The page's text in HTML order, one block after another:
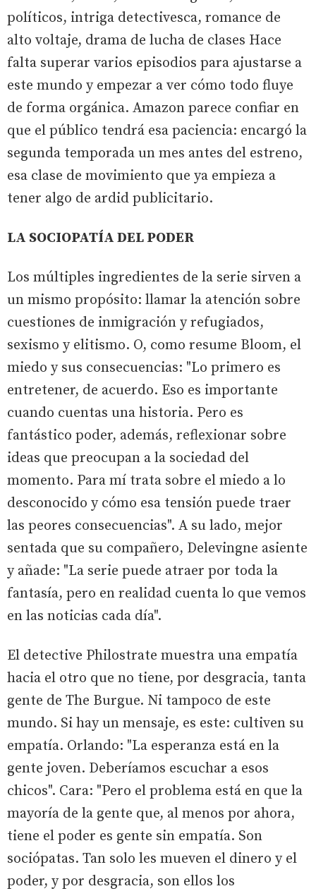
políticos, intriga detectivesca, romance de
alto voltaje, drama de lucha de clases Hace
falta superar varios episodios para ajustarse a
este mundo y empezar a ver cómo todo fluye
de forma orgánica. Amazon parece confiar en
que el público tendrá esa paciencia: encargó la
segunda temporada un mes antes del estreno,
esa clase de movimiento que ya empieza a
tener algo de ardid publicitario.
LA SOCIOPATÍA DEL PODER
Los múltiples ingredientes de la serie sirven a
un mismo propósito: llamar la atención sobre
cuestiones de inmigración y refugiados,
sexismo y elitismo. O, como resume Bloom, el
miedo y sus consecuencias: "Lo primero es
entretener, de acuerdo. Eso es importante
cuando cuentas una historia. Pero es
fantástico poder, además, reflexionar sobre
ideas que preocupan a la sociedad del
momento. Para mí trata sobre el miedo a lo
desconocido y cómo esa tensión puede traer
las peores consecuencias". A su lado, mejor
sentada que su compañero, Delevingne asiente
y añade: "La serie puede atraer por toda la
fantasía, pero en realidad cuenta lo que vemos
en las noticias cada día".
El detective Philostrate muestra una empatía
hacia el otro que no tiene, por desgracia, tanta
gente de The Burgue. Ni tampoco de este
mundo. Si hay un mensaje, es este: cultiven su
empatía. Orlando: "La esperanza está en la
gente joven. Deberíamos escuchar a esos
chicos". Cara: "Pero el problema está en que la
mayoría de la gente que, al menos por ahora,
tiene el poder es gente sin empatía. Son
sociópatas. Tan solo les mueven el dinero y el
poder, y por desgracia, son ellos los